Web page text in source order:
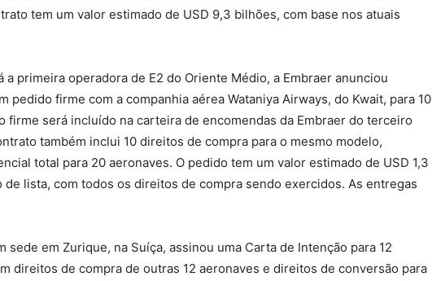
tem um valor estimado de USD 9,3 bilhões, com base nos atuais
a primeira operadora de E2 do Oriente Médio, a Embraer anunciou
pedido firme com a companhia aérea Wataniya Airways, do Kwait, para 10
firme será incluído na carteira de encomendas da Embraer do terceiro
também inclui 10 direitos de compra para o mesmo modelo,
total para 20 aeronaves. O pedido tem um valor estimado de USD 1,3
de lista, com todos os direitos de compra sendo exercidos. As entregas
sede em Zurique, na Suíça, assinou uma Carta de Intenção para 12
direitos de compra de outras 12 aeronaves e direitos de conversão para